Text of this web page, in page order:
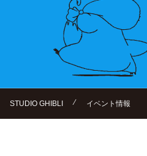
STUDIO GHIBLI ⁄ イベント情報